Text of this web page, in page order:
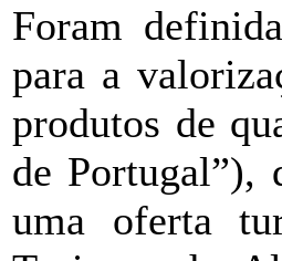
Foram
para a
produtos de
de Portugal”),
uma oferta